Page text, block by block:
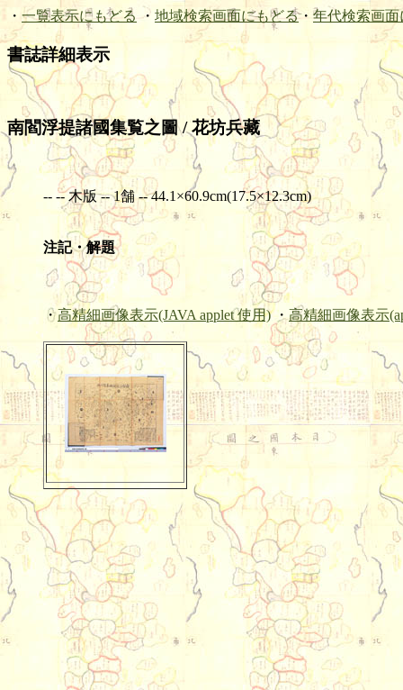
・ 一覧表示にもどる ・ 地域検索画面にもどる・ 年代検索画面
書誌詳細表示
南閻浮提諸國集覧之圖 / 花坊兵藏
-- -- 木版 -- 1舗 -- 44.1×60.9cm(17.5×12.3cm)
注記・解題
・高精細画像表示(JAVA applet 使用)・高精細画像表示